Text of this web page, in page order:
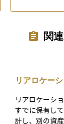
関
リアロケー
リアロケーシ
すでに保有し
計し、別の資